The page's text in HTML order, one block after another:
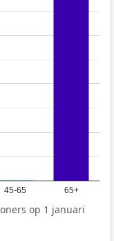
45-65 65+
op 1 januari